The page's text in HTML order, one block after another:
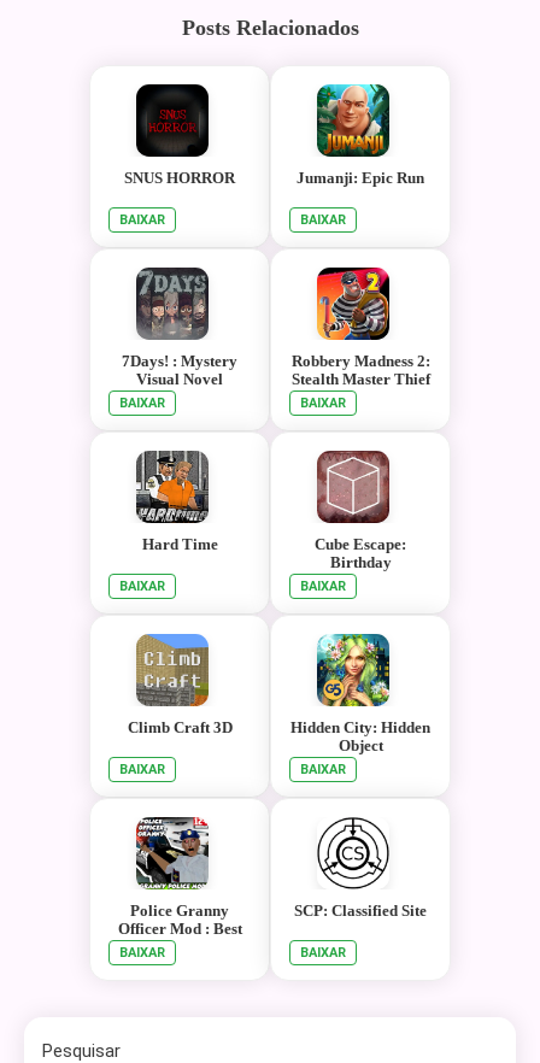
Posts Relacionados
SNUS HORROR
BAIXAR
Jumanji: Epic Run
BAIXAR
7Days! : Mystery
Visual Novel
BAIXAR
Robbery Madness 2:
Stealth Master Thief
Simulator
BAIXAR
Hard Time
BAIXAR
Cube Escape:
Birthday
BAIXAR
Climb Craft 3D
BAIXAR
Hidden City: Hidden
Object
BAIXAR
Police Granny
Officer Mod : Best
Horror Games 2020
BAIXAR
SCP: Classified Site
BAIXAR
Pesquisar